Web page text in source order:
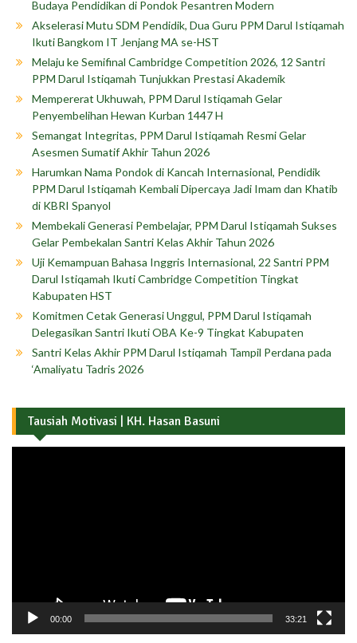
Budaya Pendidikan di Pondok Pesantren Modern
Akselerasi Mutu SDM Pendidik, Dua Guru PPM Darul Istiqamah
Ikuti Bangkom IT Jenjang MA se-HST
Melaju ke Semifinal Cambridge Competition 2026, 12 Santri
PPM Darul Istiqamah Tunjukkan Prestasi Akademik
Mempererat Ukhuwah, PPM Darul Istiqamah Gelar
Penyembelihan Hewan Kurban 1447 H
Semangat Integritas, PPM Darul Istiqamah Resmi Gelar
Asesmen Sumatif Akhir Tahun 2026
Harumkan Nama Pondok di Kancah Internasional, Pendidik
PPM Darul Istiqamah Kembali Dipercaya Jadi Imam dan Khatib
di KBRI Spanyol
Membekali Generasi Pembelajar, PPM Darul Istiqamah Sukses
Gelar Pembekalan Santri Kelas Akhir Tahun 2026
Uji Kemampuan Bahasa Inggris Internasional, 22 Santri PPM
Darul Istiqamah Ikuti Cambridge Competition Tingkat
Kabupaten HST
Komitmen Cetak Generasi Unggul, PPM Darul Istiqamah
Delegasikan Santri Ikuti OBA Ke-9 Tingkat Kabupaten
Santri Kelas Akhir PPM Darul Istiqamah Tampil Perdana pada
‘Amaliyatu Tadris 2026
Tausiah Motivasi | KH. Hasan Basuni
00:00 33:21